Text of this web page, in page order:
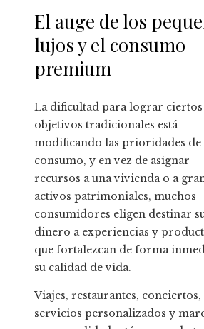
El auge de los
lujos y el consumo
premium
La dificultad para lograr ciertos
objetivos tradicionales está
modificando las prioridades de
consumo, y en vez de asignar
recursos a una vivienda o a
activos patrimoniales, muchos
consumidores eligen destinar
dinero a experiencias y
que fortalezcan de forma
su calidad de vida.
Viajes, restaurantes, conciertos,
servicios personalizados y